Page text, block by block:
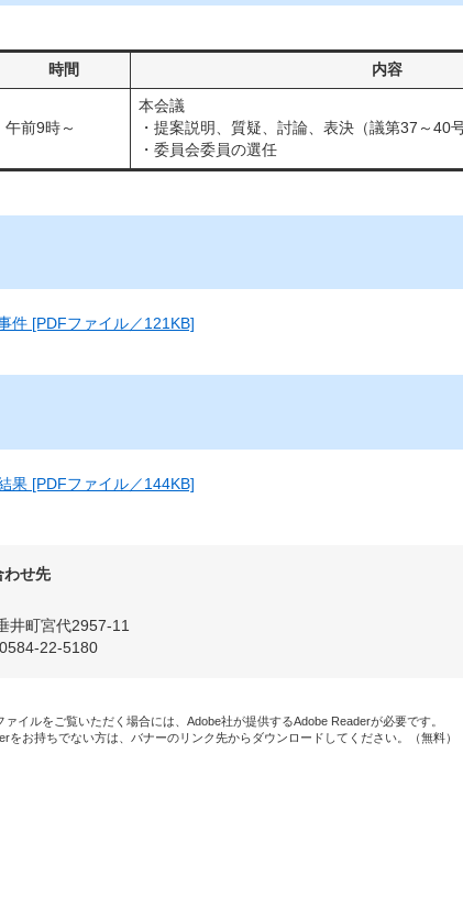
時間 内容
午前9時～
本会議
・提案説明、質疑、討論、表決（議第37～40号
・委員会委員の選任
件 [PDFファイル／121KB]
果 [PDFファイル／144KB]
わせ先
井町宮代2957-11
22-5180
ァイルをご覧いただく場合には、Adobe社が提供するAdobe Readerが必要です。
をお持ちでない方は、バナーのリンク先からダウンロードしてください。（無料）